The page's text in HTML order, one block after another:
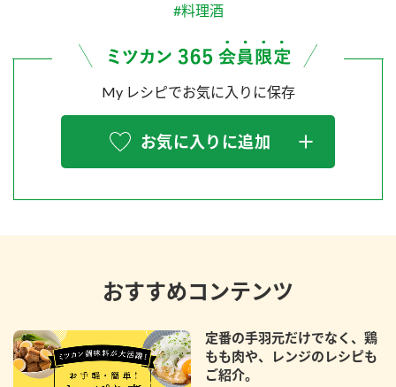
#料理酒
My レシピでお気に入りに保存
お気に入りに追加
おすすめコンテンツ
定番の手羽元だけでなく、鶏
もも肉や、レンジのレシピも
ご紹介。